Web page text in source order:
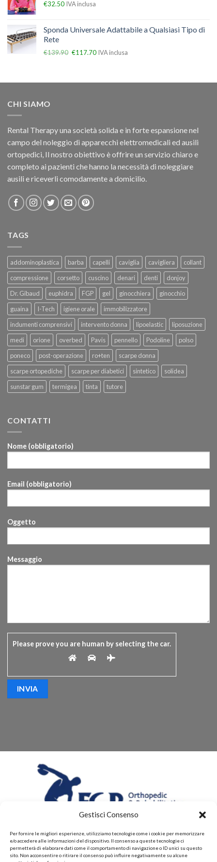
Gestisci Consenso
Per fornire le migliori esperienze, utilizziamo tecnologie come i cookie per memorizzare
e/o accedere alle informazioni del dispositivo. Il consenso a queste tecnologie ci
permetterà di elaborare dati come il comportamento di navigazione o ID unici su questo
sito. Non acconsentire o ritirare il consenso può influire negativamente su alcune
€32.50 IVA inclusa
Sponda Universale Adattabile a Qualsiasi Tipo di
Rete
€139.90 €117.70 IVA inclusa
CHI SIAMO
Rental Therapy una società solida e in forte espansione nel
campo del noleggio di apparecchi elettromedicali ed ausili
ortopedici, Il nostro obiettivo è offrire un servizio chiaro e
completo ai pazienti che hanno la necessità di noleggiare
ausili e riceverli comodamente a domicilio.
TAGS
addominoplastica barba capelli caviglia cavigliera
collant
compressione
corsetto cuscino denari denti
donjoy
Dr. Gibaud
euphidra FGP gel ginocchiera
ginocchio
guaina
I-Tech igiene orale
immobilizzatore
indumenti comprensivi
intervento donna lipoelastic
liposuzione
medi
orione overbed Pavis pennello Podoline
polso
poneco
post-operazione ro+ten
scarpe donna
scarpe ortopediche
scarpe per diabetici sintetico
solidea
sunstar gum
termigea tinta tutore
CONTATTI
Nome (obbligatorio)
Email (obbligatorio)
Oggetto
Messaggio
Please prove you are human by selecting the car.